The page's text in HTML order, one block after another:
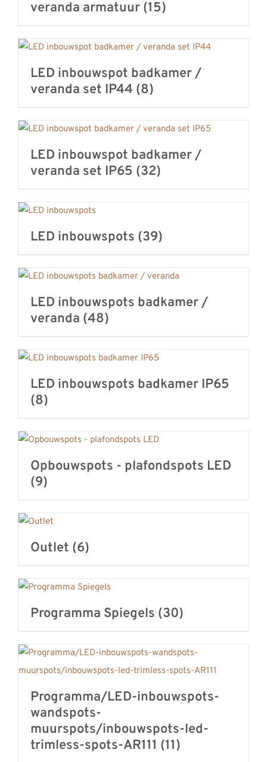
veranda armatuur (15)
LED inbouwspot badkamer /
veranda set IP44 (8)
LED inbouwspot badkamer /
veranda set IP65 (32)
LED inbouwspots (39)
LED inbouwspots badkamer /
veranda (48)
LED inbouwspots badkamer IP65
(8)
Opbouwspots - plafondspots LED
(9)
Outlet (6)
Programma Spiegels (30)
Programma/LED-inbouwspots-
wandspots-
muurspots/inbouwspots-led-
trimless-spots-AR111 (11)